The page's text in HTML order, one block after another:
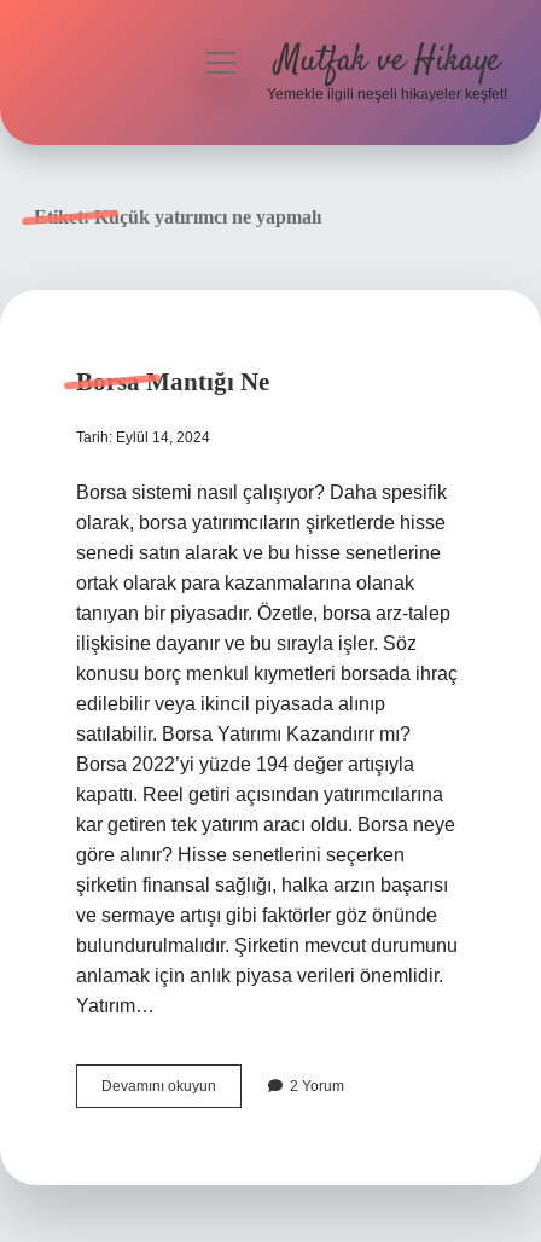
menüyüMutfak ve Hikaye
Yemekle ilgili neşeli hikayeler keşfet!
Etiket:Küçük yatırımcı ne yapmalı
Borsa Mantığı Ne
Tarih: Eylül 14, 2024
Borsa sistemi nasıl çalışıyor? Daha spesifik
olarak, borsa yatırımcıların şirketlerde hisse
senedi satın alarak ve bu hisse senetlerine
ortak olarak para kazanmalarına olanak
tanıyan bir piyasadır. Özetle, borsa arz-talep
ilişkisine dayanır ve bu sırayla işler. Söz
konusu borç menkul kıymetleri borsada ihraç
edilebilir veya ikincil piyasada alınıp
satılabilir. Borsa Yatırımı Kazandırır mı?
Borsa 2022’yi yüzde 194 değer artışıyla
kapattı. Reel getiri açısından yatırımcılarına
kar getiren tek yatırım aracı oldu. Borsa neye
göre alınır? Hisse senetlerini seçerken
şirketin finansal sağlığı, halka arzın başarısı
ve sermaye artışı gibi faktörler göz önünde
bulundurulmalıdır. Şirketin mevcut durumunu
anlamak için anlık piyasa verileri önemlidir.
Yatırım…
Devamını okuyun
Mantığı
2 Yorum